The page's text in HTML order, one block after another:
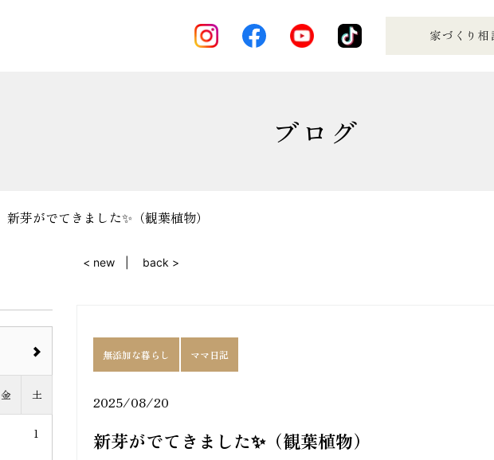
ブログ
新芽がでてきました✨（観葉植物）
< new back >
無添加な暮らし ママ日記
2025/08/20
新芽がでてきました✨（観葉植物）
金 土
1